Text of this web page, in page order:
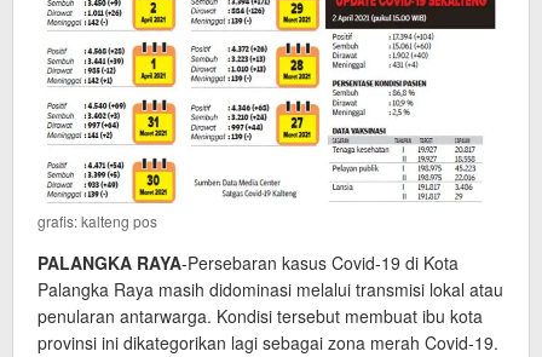
grafis: kalteng pos
PALANGKA RAYA-Persebaran kasus Covid-19 di Kota
Palangka Raya masih didominasi melalui transmisi lokal atau
penularan antarwarga. Kondisi tersebut membuat ibu kota
provinsi ini dikategorikan lagi sebagai zona merah Covid-19.